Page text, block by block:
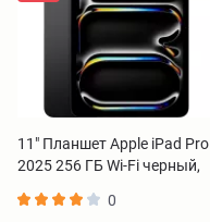
11" Планшет Apple iPad Pro
2025 256 ГБ Wi-Fi черный,
0